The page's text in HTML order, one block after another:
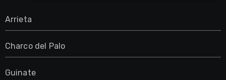
Arrieta
Charco del Palo
Guinate